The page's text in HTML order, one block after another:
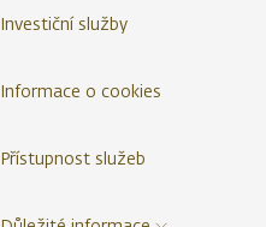
Investiční služby
Informace o cookies
Přístupnost služeb